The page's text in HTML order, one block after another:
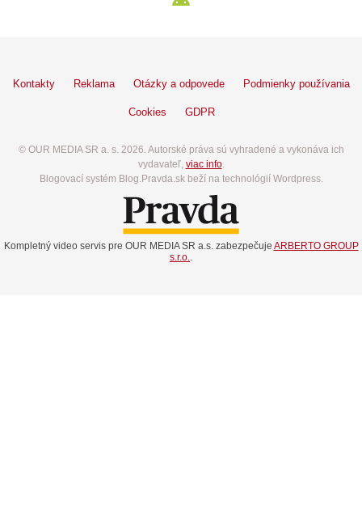
Kontakty Reklama Otázky a odpovede Podmienky používania
Cookies GDPR
© OUR MEDIA SR a. s. 2026. Autorské práva sú vyhradené a vykonáva ich
vydavateľ, viac info.
Blogovací systém Blog.Pravda.sk beží na technológií Wordpress.
Kompletný video servis pre OUR MEDIA SR a.s. zabezpečuje ARBERTO GROUP
s.r.o..